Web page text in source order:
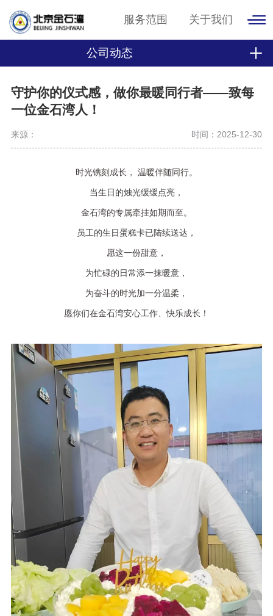
服务范围 关于我们
公司动态
守护你的仪式感，做你最暖同行者——致每
一位金石湾人！
来源： 时间：2025-12-30
时光镌刻成长， 温暖伴随同行。
当生日的烛光缓缓点亮，
金石湾的专属牵挂如期而至。
员工的生日蛋糕卡已陆续送达，
愿这一份甜意，
为忙碌的日常添一抹暖意，
为奋斗的时光加一分温柔，
愿你们在金石湾安心工作、快乐成长！